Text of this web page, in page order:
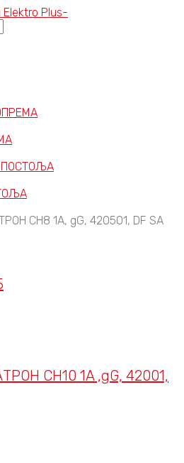
ПОСТОЉА
CH8 1A, gG, 420501, DF SA
CH10 1A ,gG, 42001,